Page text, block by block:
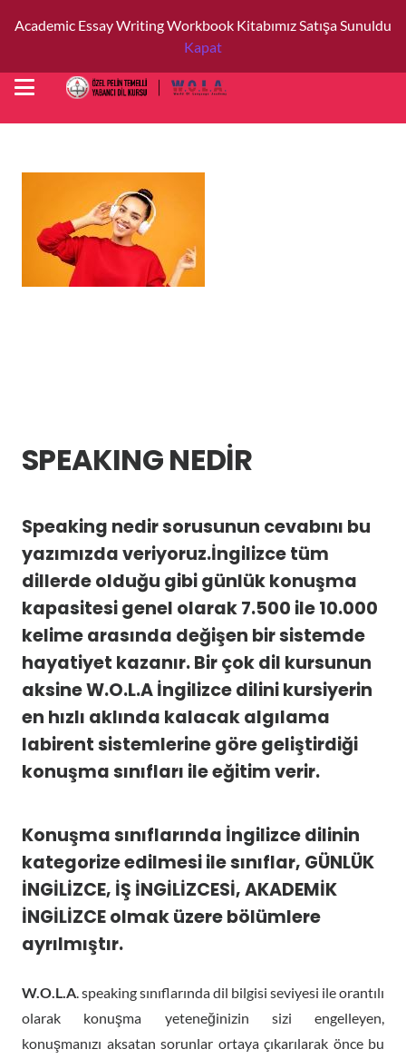
Academic Essay Writing Workbook Kitabımız Satışa Sunuldu
Kapat
SPEAKING NEDİR
Speaking nedir sorusunun cevabını bu
yazımızda veriyoruz.İngilizce tüm
dillerde olduğu gibi günlük konuşma
kapasitesi genel olarak 7.500 ile 10.000
kelime arasında değişen bir sistemde
hayatiyet kazanır. Bir çok dil kursunun
aksineW.O.L.Aİngilizce dilini kursiyerin
en hızlı aklında kalacak algılama
labirent sistemlerine göre geliştirdiği
konuşma sınıfları ile eğitim verir.
Konuşma sınıflarında İngilizce dilinin
kategorize edilmesi ile sınıflar, GÜNLÜK
İNGİLİZCE, İŞ İNGİLİZCESİ,AKADEMİK
İNGİLİZCEolmak üzere bölümlere
ayrılmıştır.
W.O.L.A. speaking sınıflarında dil bilgisi seviyesi ile orantılı
olarak konuşma yeteneğinizin sizi engelleyen,
konuşmanızı aksatan sorunlar ortaya çıkarılarak önce bu